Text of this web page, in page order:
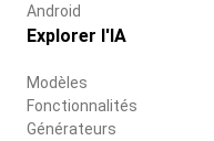
Android
Explorer l'IA
Modèles
Fonctionnalités
Générateurs